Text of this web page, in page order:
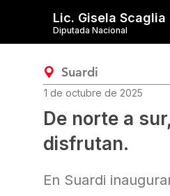
Diputada Nacional
Lic. Gisela Scaglia
Suardi
1 de octubre de 2025
De norte a
disfrutan.
En Suardi